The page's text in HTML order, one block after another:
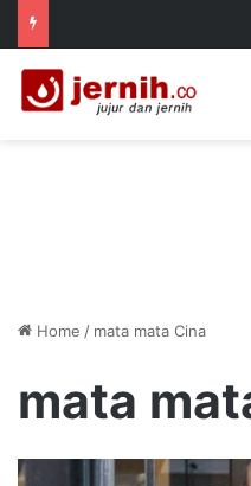
Home / mata mata Cina
mata